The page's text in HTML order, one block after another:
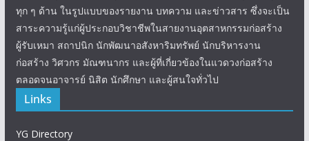
ทุก ๆ ด้าน ในรูปแบบของรายงาน บทความ และข่าวสาร ซึ่งจะเป็น
สาระความรู้แก่ผู้ประกอบวิชาชีพในสายงานอุตสาหกรรมก่อสร้าง
ผู้รับเหมา สถาปนิก นักพัฒนาอสังหาริมทรัพย์ นักบริหารงาน
ก่อสร้าง วิศวกร มัณฑนากร และผู้ที่เกี่ยวข้องในแวดวงก่อสร้าง
ตลอดจนอาจารย์ นิสิต นักศึกษา และผู้สนใจทั่วไป
Links
YG Directory